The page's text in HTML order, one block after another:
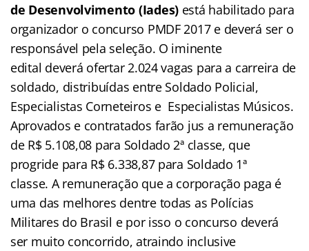
de Desenvolvimento (Iades) está habilitado para
organizador o concurso PMDF 2017 e deverá ser o
responsável pela seleção. O iminente
edital deverá ofertar 2.024 vagas para a carreira de
soldado, distribuídas entre Soldado Policial,
Especialistas Corneteiros e Especialistas Músicos.
Aprovados e contratados farão jus a remuneração
de R$ 5.108,08 para Soldado 2ª classe, que
progride para R$ 6.338,87 para Soldado 1ª
classe. A remuneração que a corporação paga é
uma das melhores dentre todas as Polícias
Militares do Brasil e por isso o concurso deverá
ser muito concorrido, atraindo inclusive